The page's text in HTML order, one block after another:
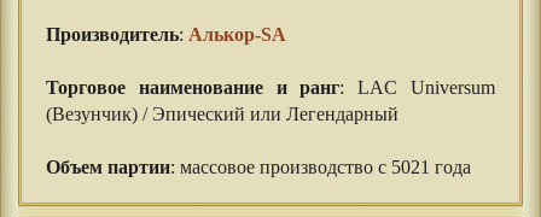
Производитель: Алькор-SA
Торговое наименование и ранг: LAC Universum
(Везунчик) / Эпический или Легендарный
Объем партии: массовое производство с 5021 года